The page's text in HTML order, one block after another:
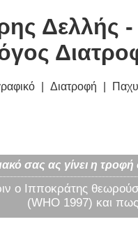
Δελλής -
Διατροφή
σας ας γίνει η
ο Ιπποκράτης
(WHO 1997) και